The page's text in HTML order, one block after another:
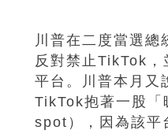
川普在二度當選總
反對禁止TikTok，
平台。川普本月又
TikTok抱著一股「
spot），因為該平